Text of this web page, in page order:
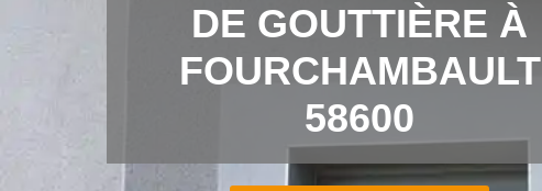
DE GOUTTIÈRE À
FOURCHAMBAULT
58600